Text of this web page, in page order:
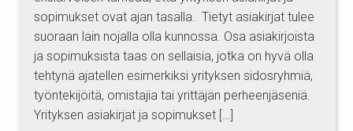
sopimukset ovat ajan tasalla. Tietyt asiakirjat tulee
suoraan lain nojalla olla kunnossa. Osa asiakirjoista
ja sopimuksista taas on sellaisia, jotka on hyvä olla
tehtynä ajatellen esimerkiksi yrityksen sidosryhmiä,
työntekijöitä, omistajia tai yrittäjän perheenjäseniä.
Yrityksen asiakirjat ja sopimukset […]